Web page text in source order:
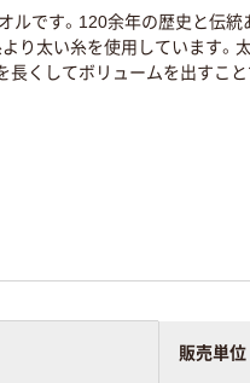
ルです。120余年の歴史と伝
り太い糸を使用しています
くしてボリュームを出すこ
販売単位